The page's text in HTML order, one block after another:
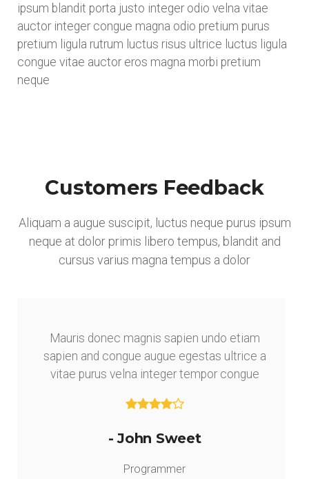
ipsum blandit porta justo integer odio velna vitae
auctor integer congue magna odio pretium purus
pretium ligula rutrum luctus risus ultrice luctus ligula
congue vitae auctor eros magna morbi pretium
neque
Customers Feedback
Aliquam a augue suscipit, luctus neque purus ipsum
neque at dolor primis libero tempus, blandit and
cursus varius magna tempus a dolor
Mauris donec magnis sapien undo etiam
sapien and congue augue egestas ultrice a
vitae purus velna integer tempor congue
- John Sweet
Programmer